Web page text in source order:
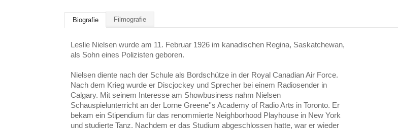
Biografie Filmografie
Leslie Nielsen wurde am 11. Februar 1926 im kanadischen Regina, Saskatchewan,
als Sohn eines Polizisten geboren.
Nielsen diente nach der Schule als Bordschütze in der Royal Canadian Air Force.
Nach dem Krieg wurde er Discjockey und Sprecher bei einem Radiosender in
Calgary. Mit seinem Interesse am Showbusiness nahm Nielsen
Schauspielunterricht an der Lorne Greene''s Academy of Radio Arts in Toronto. Er
bekam ein Stipendium für das renommierte Neighborhood Playhouse in New York
und studierte Tanz. Nachdem er das Studium abgeschlossen hatte, war er wieder